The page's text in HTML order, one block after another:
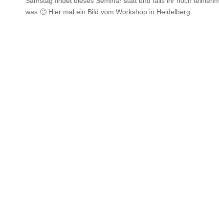
was 🙂 Hier mal ein Bild vom Workshop in Heidelberg.